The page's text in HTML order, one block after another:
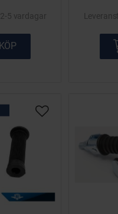
2-5 vardagar
KÖP
Lägg till i önskelista